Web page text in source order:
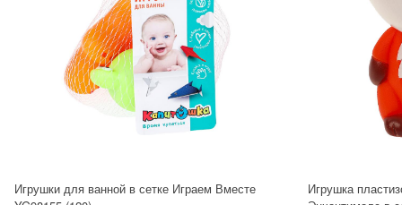
Игрушки для ванной в сетке Играем Вместе
Игрушка